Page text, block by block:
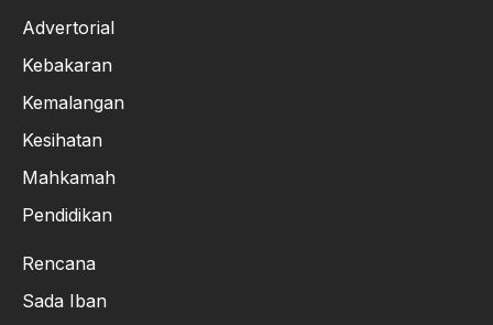
Advertorial
Kebakaran
Kemalangan
Kesihatan
Mahkamah
Pendidikan
Rencana
Sada Iban